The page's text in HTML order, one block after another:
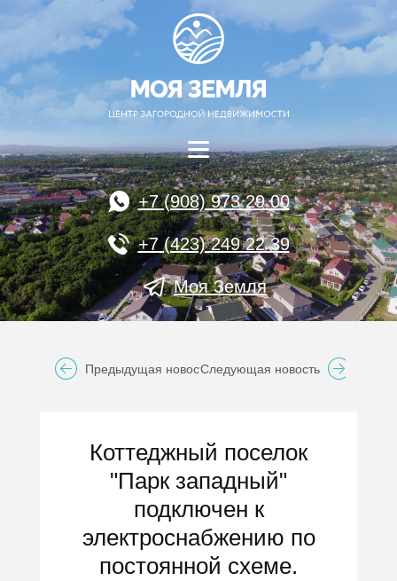
+7 (908) 973 29 00
+7 (423) 249 22 39
Моя Земля
Предыдущая новостьСледующая новость
Коттеджный поселок
"Парк западный"
подключен к
электроснабжению по
постоянной схеме.